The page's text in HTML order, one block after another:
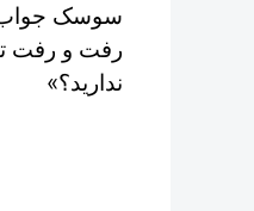
سوسک جواب
رفت و رفت
ندارید؟»